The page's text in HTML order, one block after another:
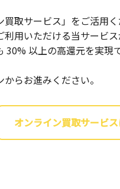
取サービス」をご活用く
用いただける当サービス
30% 以上の高還元を実
らお進みください。
オンライン買取サービ